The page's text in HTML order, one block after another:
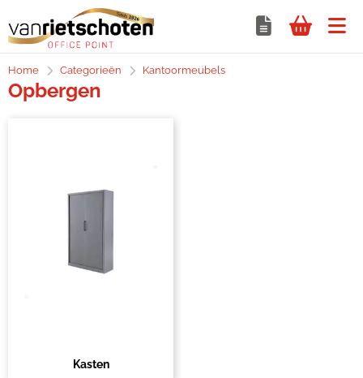
Home Categorieën Kantoormeubels
Opbergen
Kasten